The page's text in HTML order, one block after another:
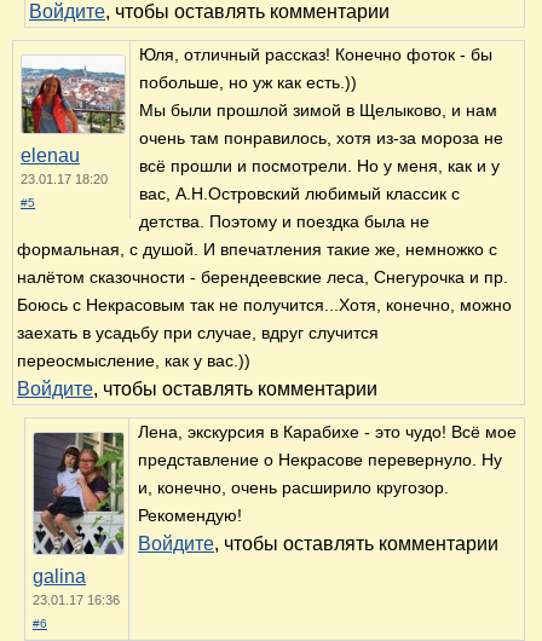
Войдите, чтобы оставлять комментарии
elenau
23.01.17 18:20
#5
Юля, отличный рассказ! Конечно фоток - бы
побольше, но уж как есть.))
Мы были прошлой зимой в Щелыково, и нам
очень там понравилось, хотя из-за мороза не
всё прошли и посмотрели. Но у меня, как и у
вас, А.Н.Островский любимый классик с
детства. Поэтому и поездка была не
формальная, с душой. И впечатления такие же, немножко с
налётом сказочности - берендеевские леса, Снегурочка и пр.
Боюсь с Некрасовым так не получится...Хотя, конечно, можно
заехать в усадьбу при случае, вдруг случится
переосмысление, как у вас.))
Войдите, чтобы оставлять комментарии
galina
23.01.17 16:36
#6
Лена, экскурсия в Карабихе - это чудо! Всё мое
представление о Некрасове перевернуло. Ну
и, конечно, очень расширило кругозор.
Рекомендую!
Войдите, чтобы оставлять комментарии